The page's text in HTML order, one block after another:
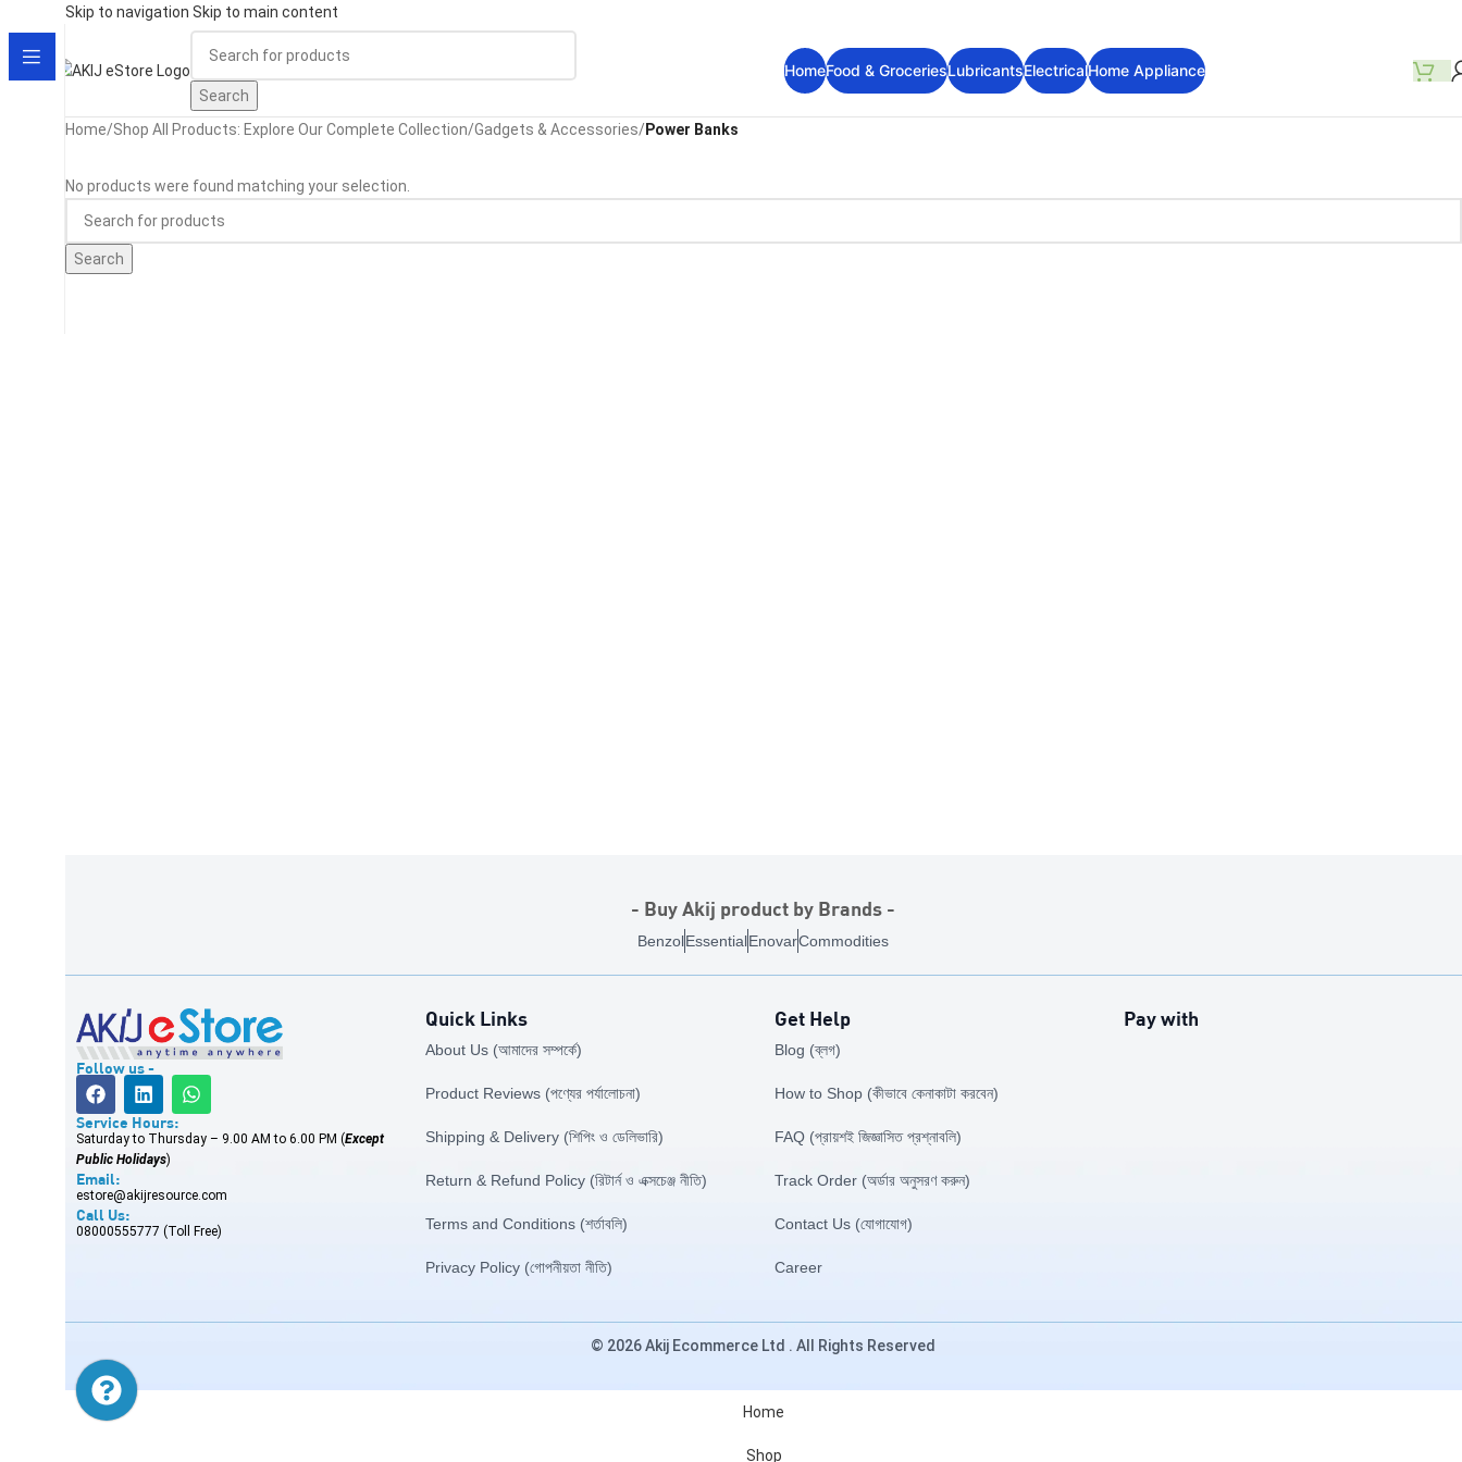
Skip to navigation Skip to main content
Search
HomeFood & GroceriesLubricantsElectricalHome Appliance
Home/Shop All Products: Explore Our Complete Collection/Gadgets & Accessories/Power Banks
No products were found matching your selection.
Search
- Buy Akij product by Brands -
BenzolEssentialEnovarCommodities
Follow us -
Service Hours:
Saturday to Thursday – 9.00 AM to 6.00 PM (Except
Public Holidays)
Email:
estore@akijresource.com
Call Us:
08000555777 (Toll Free)
Quick Links
About Us (আমাদের সম্পর্কে)
Product Reviews (পণ্যের পর্যালোচনা)
Shipping & Delivery (শিপিং ও ডেলিভারি)
Return & Refund Policy (রিটার্ন ও এক্সচেঞ্জ নীতি)
Terms and Conditions (শর্তাবলি)
Privacy Policy (গোপনীয়তা নীতি)
Get Help
Blog (ব্লগ)
How to Shop (কীভাবে কেনাকাটা করবেন)
FAQ (প্রায়শই জিজ্ঞাসিত প্রশ্নাবলি)
Track Order (অর্ডার অনুসরণ করুন)
Contact Us (যোগাযোগ)
Career
Pay with
© 2026 Akij Ecommerce Ltd . All Rights Reserved
Home
Shop